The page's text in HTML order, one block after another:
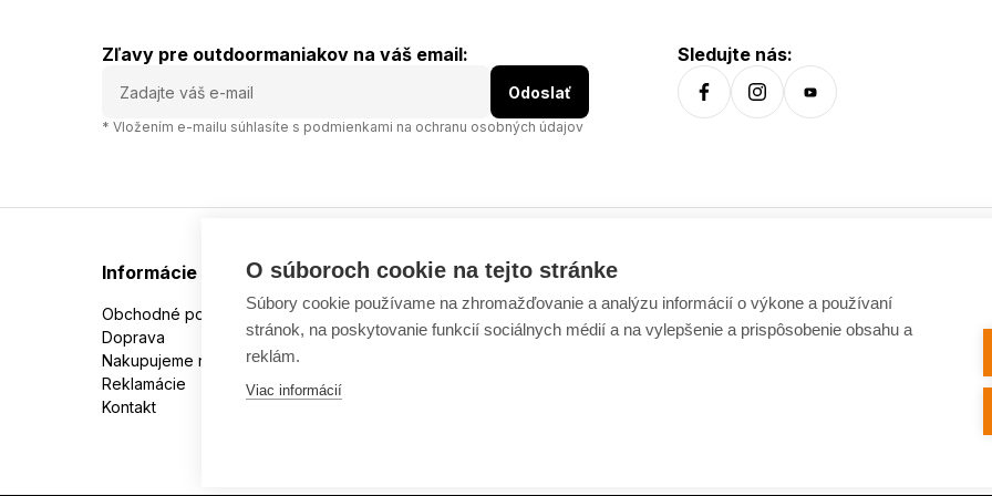
Zľavy pre outdoormaniakov na váš email:
Odoslať
* Vložením e-mailu súhlasíte s podmienkami na ochranu osobných údajov
Sledujte nás:
Informácie
Obchodné podmienky
Doprava
Nakupujeme na splátky
Reklamácie
Kontakt
Všetko o nákupe
Dostupnosť tovaru
Spracovanie osobných údajov
O súboroch cookie na tejto stránke
Súbory cookie používame na zhromažďovanie a analýzu informácií o výkone a používaní
stránok, na poskytovanie funkcií sociálnych médií a na vylepšenie a prispôsobenie obsahu a
reklám.
Viac informácií